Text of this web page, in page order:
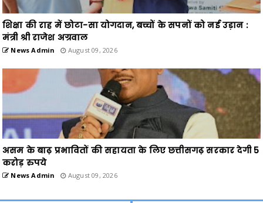
शिक्षा की राह में छोटा-सा योगदान, बच्चों के सपनों को नई उड़ान :
मंत्री श्री राजेश अग्रवाल
News Admin August 09, 2026
असम के बाढ़ प्रभावितों की सहायता के लिए छत्तीसगढ़ सरकार देगी 5
करोड़ रुपये
News Admin August 09, 2026